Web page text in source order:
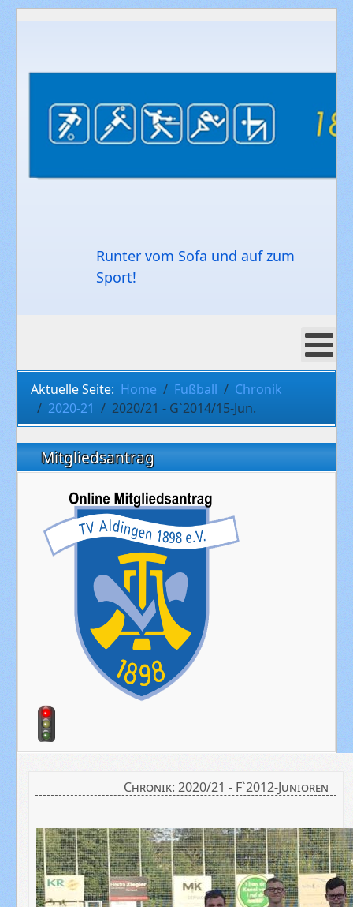
Runter vom Sofa und auf zum
Sport!
Aktuelle Seite: Home Fußball
Chronik
2020-21
2020/21 - G`2014/15-Jun.
Mitgliedsantrag
Chronik: 2020/21 - F`2012-Junioren